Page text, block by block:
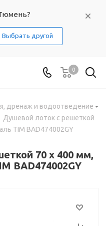
Выбрать другой
0
дренаж и водоотведение
Душевой лоток с решеткой
TIM BAD474002GY
70 х 400 мм,
BAD474002GY